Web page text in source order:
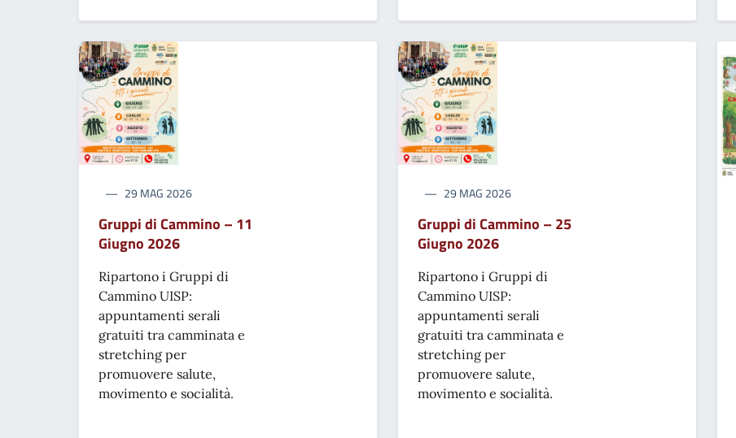
29 MAG 2026
Gruppi di Cammino – 11
Giugno 2026
Ripartono i Gruppi di
Cammino UISP:
appuntamenti serali
gratuiti tra camminata e
stretching per
promuovere salute,
movimento e socialità.
29 MAG 2026
Gruppi di Cammino – 25
Giugno 2026
Ripartono i Gruppi di
Cammino UISP:
appuntamenti serali
gratuiti tra camminata e
stretching per
promuovere salute,
movimento e socialità.